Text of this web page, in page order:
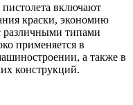
пистолета включают
краски, экономию
различными типами
применяется в
а также в
конструкций.